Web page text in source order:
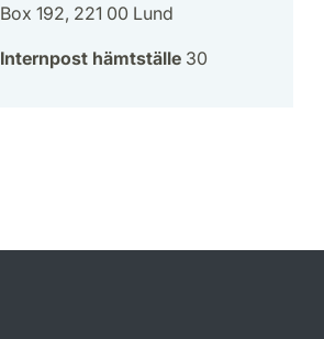
Box 192, 221 00 Lund
Internpost hämtställe30